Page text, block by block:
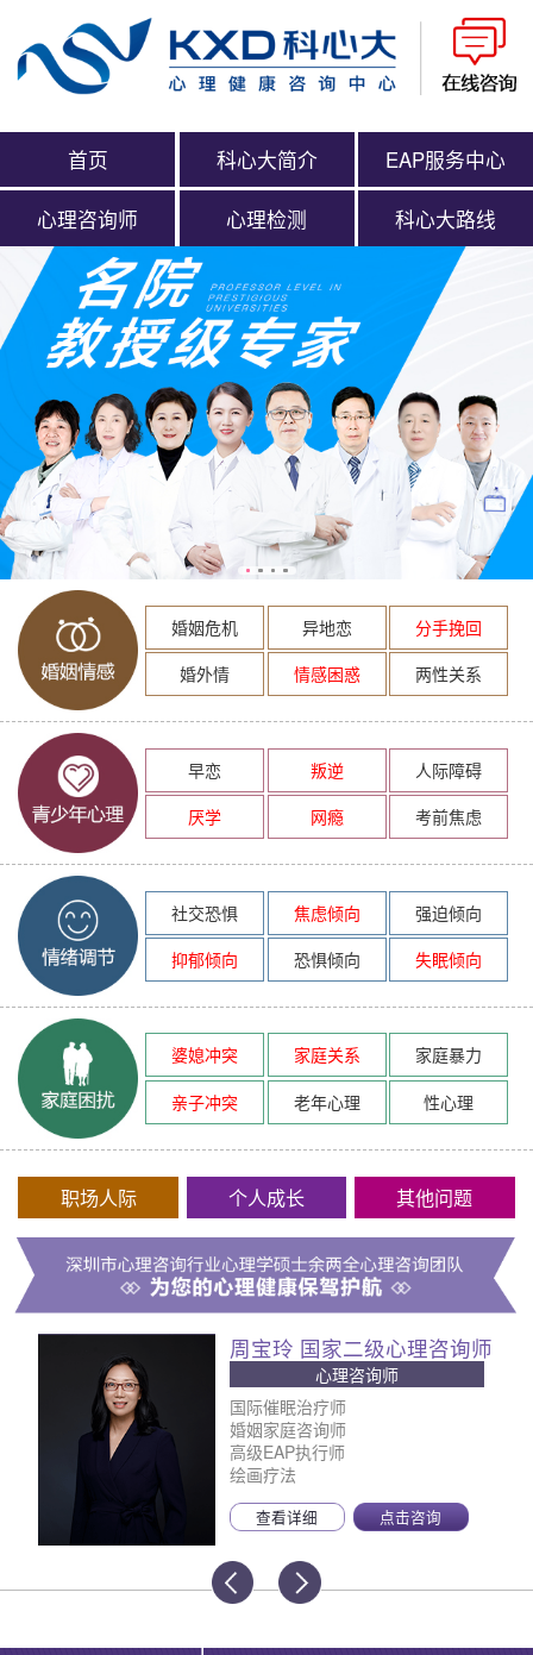
首页 科心大简介 EAP服务中心
心理咨询师 心理检测 科心大路线
婚姻危机 异地恋
分手挽回
婚外情
情感困惑 两性关系
早恋 叛逆
人际障碍
厌学
网瘾 考前焦虑
社交恐惧 焦虑倾向
强迫倾向
抑郁倾向
恐惧倾向 失眠倾向
婆媳冲突 家庭关系
家庭暴力
亲子冲突
老年心理 性心理
职场人际 个人成长 其他问题
周宝玲 国家二级心理咨询师
心理咨询师
国际催眠治疗师
婚姻家庭咨询师
高级EAP执行师
绘画疗法
查看详细 点击咨询